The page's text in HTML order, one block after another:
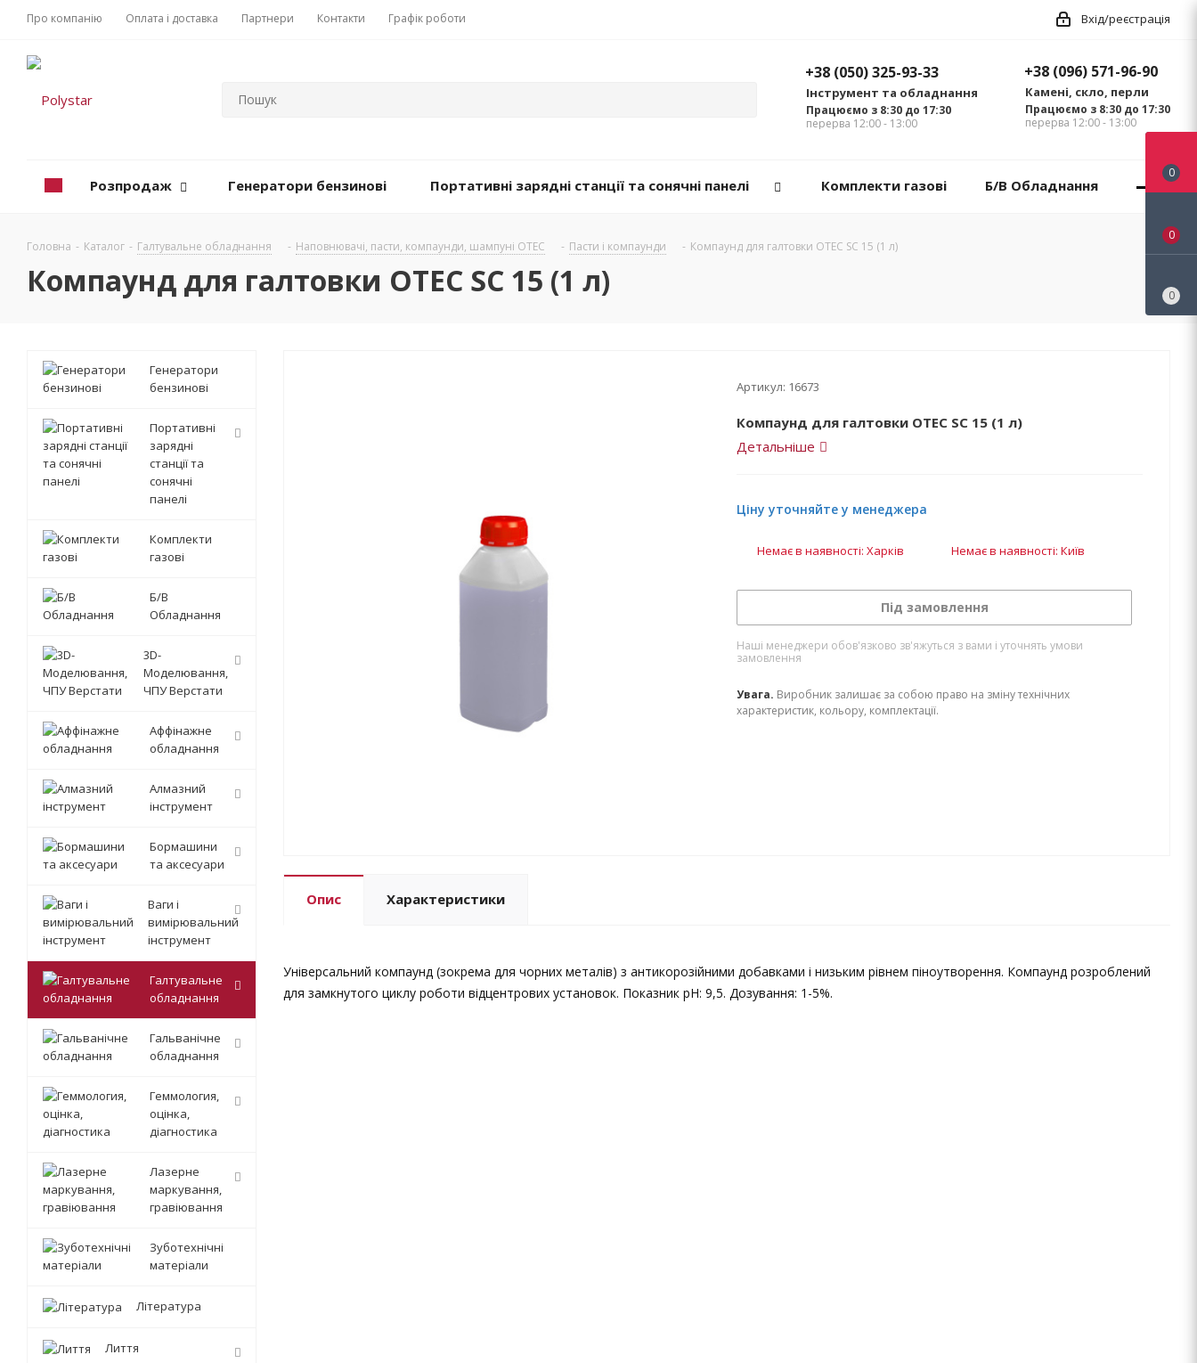
Про компанію Оплата і доставка Партнери Контакти Графік роботи Вхід/реєстрація
+38 (096) 571-96-90
Камені, скло, перли
Працюємо з 8:30 до 17:30
перерва 12:00 - 13:00
+38 (050) 325-93-33
Інструмент та обладнання
Працюємо з 8:30 до 17:30
перерва 12:00 - 13:00
Розпродаж Генератори бензинові Портативні зарядні станції та сонячні панелі Комплекти газові Б/В Обладнання
Головна - Каталог - Галтувальне обладнання - Наповнювачі, пасти, компаунди, шампуні OTEC - Пасти і компаунди - Компаунд для галтовки OTEC SC 15 (1 л)
Компаунд для галтовки OTEC SC 15 (1 л)
Артикул: 16673
Компаунд для галтовки OTEC SC 15 (1 л)
Детальніше
Ціну уточняйте у менеджера
Немає в наявності: Харків Немає в наявності: Київ
Під замовлення
Наші менеджери обов'язково зв'яжуться з вами і уточнять умови
замовлення
Увага. Виробник залишає за собою право на зміну технічних
характеристик, кольору, комплектації.
Опис Характеристики
Універсальний компаунд (зокрема для чорних металів) з антикорозійними добавками і низьким рівнем піноутворення. Компаунд розроблений
для замкнутого циклу роботи відцентрових установок. Показник pH: 9,5. Дозування: 1-5%.
Генератори
бензинові
Портативні
зарядні
станції та
сонячні
панелі
Комплекти
газові
Б/В
Обладнання
3D-
Моделювання,
ЧПУ Верстати
Аффінажне
обладнання
Алмазний
інструмент
Бормашини
та аксесуари
Ваги і
вимірювальний
інструмент
Галтувальне
обладнання
Гальванічне
обладнання
Геммология,
оцінка,
діагностика
Лазерне
маркування,
гравіювання
Зуботехнічні
матеріали
Література
Лиття
0
0
0